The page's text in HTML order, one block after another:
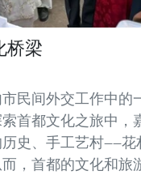
桥梁
民间外交工作中的
首都文化之旅中，
史、手工艺村——花
，首都的文化和旅